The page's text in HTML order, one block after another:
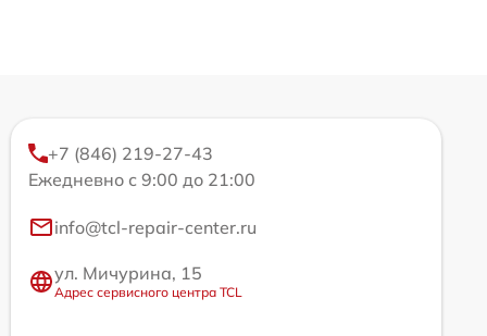
+7 (846) 219-27-43
Ежедневно с 9:00 до 21:00
info@tcl-repair-center.ru
ул. Мичурина, 15
Адрес сервисного центра TCL